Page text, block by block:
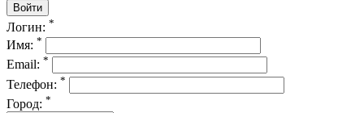
Логин: *
Имя: *
Email: *
Телефон: *
Город: *